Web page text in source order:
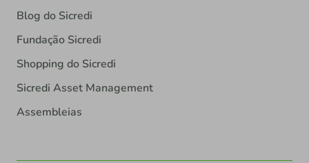
Blog do Sicredi
Fundação Sicredi
Shopping do Sicredi
Sicredi Asset Management
Assembleias